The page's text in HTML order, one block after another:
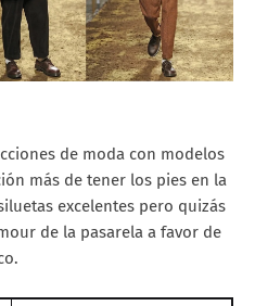
de moda con modelos
más de tener los pies en la
excelentes pero quizás
de la pasarela a favor de